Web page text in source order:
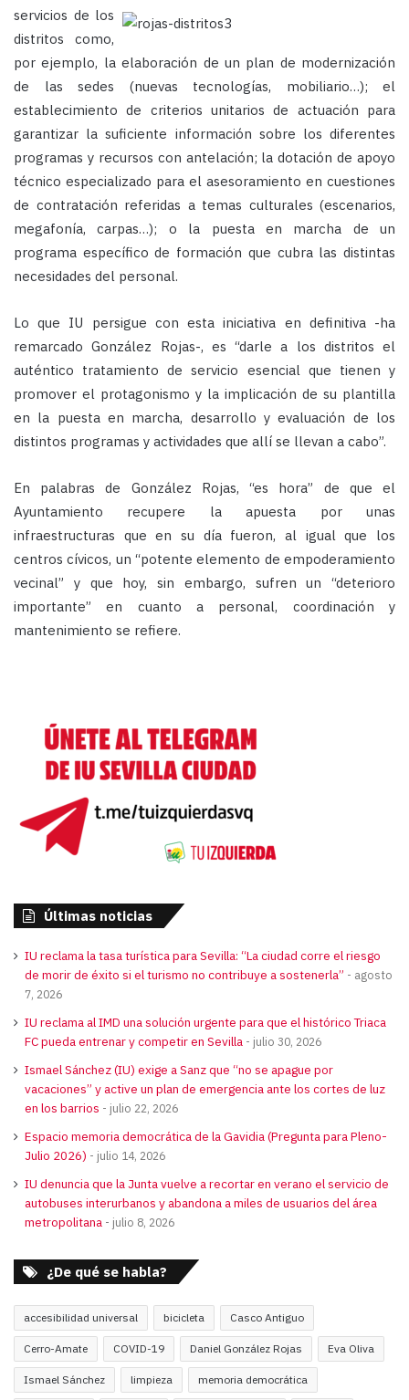
servicios de los
distritos como,
por ejemplo, la elaboración de un plan de modernización
de las sedes (nuevas tecnologías, mobiliario…); el
establecimiento de criterios unitarios de actuación para
garantizar la suficiente información sobre los diferentes
programas y recursos con antelación; la dotación de apoyo
técnico especializado para el asesoramiento en cuestiones
de contratación referidas a temas culturales (escenarios,
megafonía, carpas…); o la puesta en marcha de un
programa específico de formación que cubra las distintas
necesidades del personal.
Lo que IU persigue con esta iniciativa en definitiva -ha
remarcado González Rojas-, es “darle a los distritos el
auténtico tratamiento de servicio esencial que tienen y
promover el protagonismo y la implicación de su plantilla
en la puesta en marcha, desarrollo y evaluación de los
distintos programas y actividades que allí se llevan a cabo”.
En palabras de González Rojas, “es hora” de que el
Ayuntamiento recupere la apuesta por unas
infraestructuras que en su día fueron, al igual que los
centros cívicos, un “potente elemento de empoderamiento
vecinal” y que hoy, sin embargo, sufren un “deterioro
importante” en cuanto a personal, coordinación y
mantenimiento se refiere.
Últimas noticias
IU reclama la tasa turística para Sevilla: “La ciudad corre el riesgo
de morir de éxito si el turismo no contribuye a sostenerla”
agosto
7, 2026
IU reclama al IMD una solución urgente para que el histórico Triaca
FC pueda entrenar y competir en Sevilla
julio 30, 2026
Ismael Sánchez (IU) exige a Sanz que “no se apague por
vacaciones” y active un plan de emergencia ante los cortes de luz
en los barrios
julio 22, 2026
Espacio memoria democrática de la Gavidia (Pregunta para Pleno-
Julio 2026)
julio 14, 2026
IU denuncia que la Junta vuelve a recortar en verano el servicio de
autobuses interurbanos y abandona a miles de usuarios del área
metropolitana
julio 8, 2026
¿De qué se habla?
accesibilidad universal bicicleta Casco Antiguo
Cerro-Amate COVID-19 Daniel González Rojas Eva Oliva
Ismael Sánchez limpieza memoria democrática